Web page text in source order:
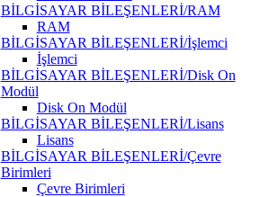
BİLGİSAYAR BİLEŞENLERİ/RAM
RAM
BİLGİSAYAR BİLEŞENLERİ/İşlemci
İşlemci
BİLGİSAYAR BİLEŞENLERİ/Disk On
Modül
Disk On Modül
BİLGİSAYAR BİLEŞENLERİ/Lisans
Lisans
BİLGİSAYAR BİLEŞENLERİ/Çevre
Birimleri
Çevre Birimleri